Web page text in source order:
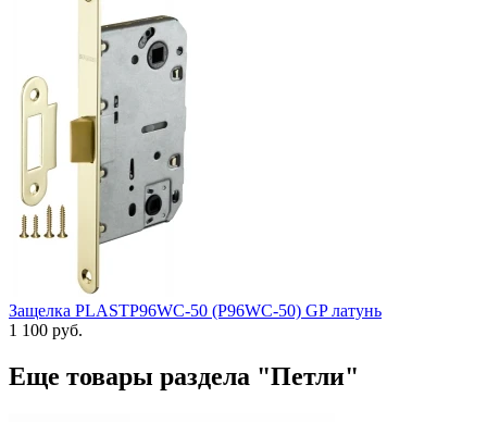
Защелка PLASTP96WC-50 (P96WC-50) GP латунь
1 100 руб.
Еще товары раздела "Петли"